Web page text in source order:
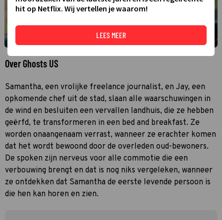
Over Ghosts US
Samantha, een vrolijke freelance journalist, en Jay, een
opkomende chef uit de stad, slaan alle waarschuwingen in
de wind en besluiten een vervallen landhuis, die ze hebben
geërfd, te transformeren in een bed and breakfast. Ze
worden onaangenaam verrast, wanneer ze erachter komen
dat het wordt bewoond door de overleden oud-bewoners.
De spoken zijn nerveus voor alle commotie die een
verbouwing brengt en dat is nog niks vergeleken, wanneer
ze ontdekken dat Samantha de eerste levende persoon is
die hen kan horen en zien.
hit op Netflix. Wij vertellen je waarom!
LEES MEER